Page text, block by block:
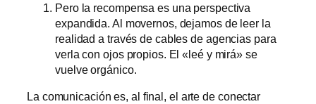
Pero la recompensa es una perspectiva
expandida. Al movernos, dejamos de leer la
realidad a través de cables de agencias para
verla con ojos propios. El «leé y mirá» se
vuelve orgánico.
La comunicación es, al final, el arte de conectar